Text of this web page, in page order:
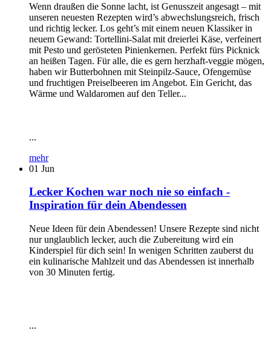
Wenn draußen die Sonne lacht, ist Genusszeit angesagt – mit
unseren neuesten Rezepten wird’s abwechslungsreich, frisch
und richtig lecker. Los geht’s mit einem neuen Klassiker in
neuem Gewand: Tortellini-Salat mit dreierlei Käse, verfeinert
mit Pesto und gerösteten Pinienkernen. Perfekt fürs Picknick
an heißen Tagen. Für alle, die es gern herzhaft-veggie mögen,
haben wir Butterbohnen mit Steinpilz-Sauce, Ofengemüse
und fruchtigen Preiselbeeren im Angebot. Ein Gericht, das
Wärme und Waldaromen auf den Teller...
...
mehr
01 Jun
Lecker Kochen war noch nie so einfach -
Inspiration für dein Abendessen
Neue Ideen für dein Abendessen! Unsere Rezepte sind nicht
nur unglaublich lecker, auch die Zubereitung wird ein
Kinderspiel für dich sein! In wenigen Schritten zauberst du
ein kulinarische Mahlzeit und das Abendessen ist innerhalb
von 30 Minuten fertig.
...